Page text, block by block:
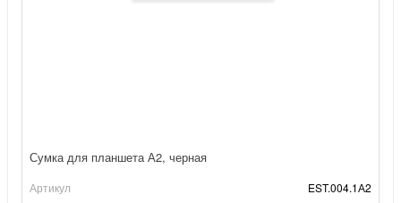
Сумка для планшета А2, черная
Артикул EST.004.1А2